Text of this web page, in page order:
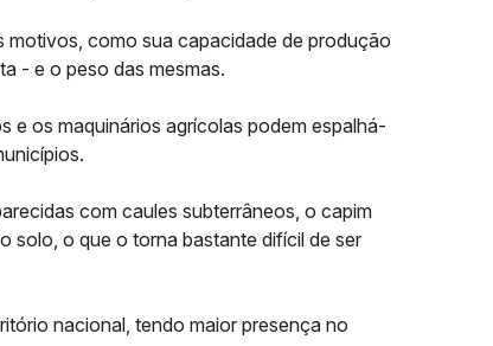
motivos, como sua capacidade de produção
- e o peso das mesmas.
e os maquinários agrícolas podem espalhá-
com caules subterrâneos, o capim
solo, o que o torna bastante difícil de ser
nacional, tendo maior presença no